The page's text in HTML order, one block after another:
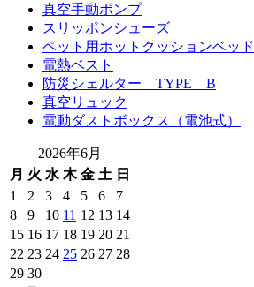
真空手動ポンプ
スリッポンシューズ
ペット用ホットクッションベッド
電熱ベスト
防災シェルター TYPE B
真空リュック
電動ダストボックス（電池式）
2026年6月
月 火 水 木 金 土 日
1
2 3 4 5 6
7
8
9 10 11 12 13 14
15 16 17 18 19 20 21
22 23 24 25 26 27 28
29 30